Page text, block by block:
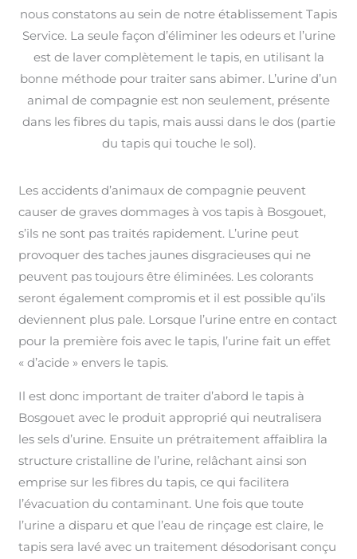
nous constatons au sein de notre établissement Tapis
Service. La seule façon d’éliminer les odeurs et l’urine
est de laver complètement le tapis, en utilisant la
bonne méthode pour traiter sans abimer. L’urine d’un
animal de compagnie est non seulement, présente
dans les fibres du tapis, mais aussi dans le dos (partie
du tapis qui touche le sol).
Les accidents d’animaux de compagnie peuvent
causer de graves dommages à vos tapis à Bosgouet,
s’ils ne sont pas traités rapidement. L’urine peut
provoquer des taches jaunes disgracieuses qui ne
peuvent pas toujours être éliminées. Les colorants
seront également compromis et il est possible qu’ils
deviennent plus pale. Lorsque l’urine entre en contact
pour la première fois avec le tapis, l’urine fait un effet
« d’acide » envers le tapis.
Il est donc important de traiter d’abord le tapis à
Bosgouet avec le produit approprié qui neutralisera
les sels d’urine. Ensuite un prétraitement affaiblira la
structure cristalline de l’urine, relâchant ainsi son
emprise sur les fibres du tapis, ce qui facilitera
l’évacuation du contaminant. Une fois que toute
l’urine a disparu et que l’eau de rinçage est claire, le
tapis sera lavé avec un traitement désodorisant conçu